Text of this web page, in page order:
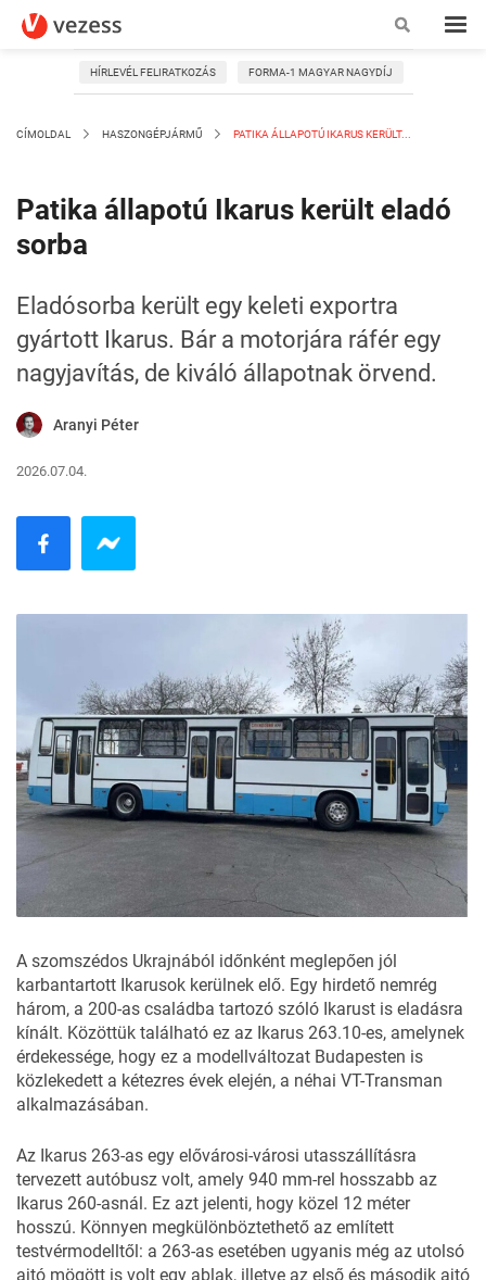
HÍRLEVÉL FELIRATKOZÁS FORMA-1 MAGYAR NAGYDÍJ
CÍMOLDAL HASZONGÉPJÁRMŰ PATIKA ÁLLAPOTÚ IKARUS KERÜLT...
Patika állapotú Ikarus került eladó
sorba
Eladósorba került egy keleti exportra
gyártott Ikarus. Bár a motorjára ráfér egy
nagyjavítás, de kiváló állapotnak örvend.
Aranyi Péter
2026.07.04.
A szomszédos Ukrajnából időnként meglepően jól
karbantartott Ikarusok kerülnek elő. Egy hirdető nemrég
három, a 200-as családba tartozó szóló Ikarust is eladásra
kínált. Közöttük található ez az Ikarus 263.10-es, amelynek
érdekessége, hogy ez a modellváltozat Budapesten is
közlekedett a kétezres évek elején, a néhai VT-Transman
alkalmazásában.
Az Ikarus 263-as egy elővárosi-városi utasszállításra
tervezett autóbusz volt, amely 940 mm-rel hosszabb az
Ikarus 260-asnál. Ez azt jelenti, hogy közel 12 méter
hosszú. Könnyen megkülönböztethető az említett
testvérmodelltől: a 263-as esetében ugyanis még az utolsó
ajtó mögött is volt egy ablak, illetve az első és második ajtó